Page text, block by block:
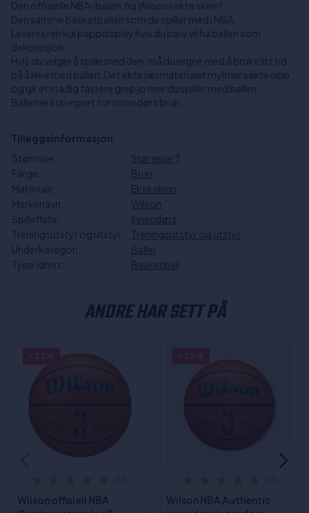
Den offisielle NBA-ballen fra Wilson i ekte skinn!
Den samme basketballen som de spiller med i NBA.
Leveres i en kul pappdisplay hvis du bare vil ha ballen som
dekorasjon.
Hvis du velger å spille med den, må du regne med å bruke litt tid
på å leke med ballen. Det ekte lærmaterialet mykner sakte opp
og gir et stadig fastere grep jo mer du spiller med ballen.
Ballen er kun egnet for innendørs bruk.
Tilleggsinformasjon
Størrelse:
Størrelse 7
Farge:
Brun
Materiale:
Ekte skinn
Merkenavn:
Wilson
Spilleflate:
Innendørs
Treningsutstyr og utstyr:
Treningsutstyr og utstyr
Underkategori:
Baller
Type idrett:
Basketball
ANDRE HAR SETT PÅ
Wilson offisiell NBA
Wilson NBA Authentic